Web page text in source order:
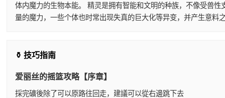
体内魔力的生物本能。 精灵是拥有智能和文明的种族，不像受兽
量的魔力，一些个体也时常出现失真的巨大化等异变，并产生意
⚱️ 技巧指南
爱丽丝的摇篮攻略【序章】
採完礦後除了可以原路往回走，建議可以從右邊跳下去